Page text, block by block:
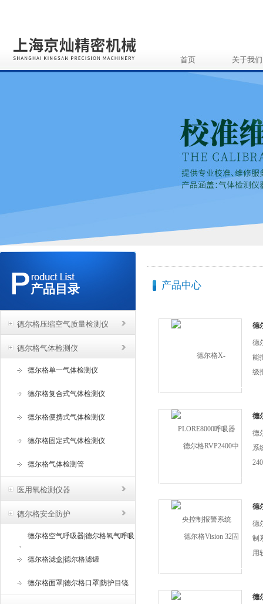
首页 关于我们
产品目录
德尔格压缩空气质量检测仪
德尔格气体检测仪
德尔格单一气体检测仪
德尔格复合式气体检测仪
德尔格便携式气体检测仪
德尔格固定式气体检测仪
德尔格气体检测管
医用氧检测仪器
德尔格安全防护
德尔格空气呼吸器|德尔格氧气呼吸
器
德尔格滤盒|德尔格滤罐
德尔格面罩|德尔格口罩|防护目镜
产品中心
德
德
能
级
置
准
德
系
德
系
析
供
德
制
德
制
用
显
德